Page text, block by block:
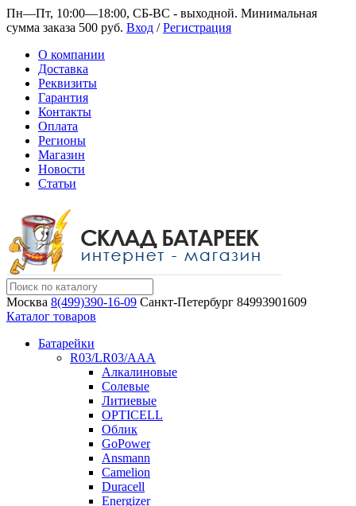
Пн—Пт, 10:00—18:00, СБ-ВС - выходной. Минимальная
сумма заказа 500 руб. Вход /Регистрация
О компании
Доставка
Реквизиты
Гарантия
Контакты
Оплата
Регионы
Магазин
Новости
Статьи
Москва 8(499)390-16-09 Санкт-Петербург 84993901609
Каталог товаров
Батарейки
R03/LR03/AAA
Алкалиновые
Солевые
Литиевые
OPTICELL
Облик
GoPower
Ansmann
Camelion
Duracell
Energizer